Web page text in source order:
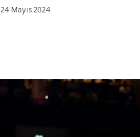
24 Mayıs 2024